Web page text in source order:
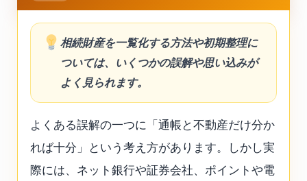
相続財産を一覧化する方法や初期整理に
ついては、いくつかの誤解や思い込みが
よく見られます。
よくある誤解の一つに「通帳と不動産だけ分か
れば十分」という考え方があります。しかし実
際には、ネット銀行や証券会社、ポイントや電